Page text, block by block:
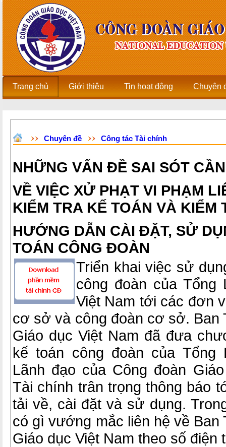
Trang chủ Giới thiệu Tin hoạt động Chuyên
Chuyên đề Công tác Tài chính
NHỮNG VẤN ĐỀ SAI SÓT
VỀ VIỆC XỬ PHẠT VI PHẠM
KIỂM TRA KẾ TOÁN VÀ KIỂM
HƯỚNG DẪN CÀI ĐẶT, SỬ
TOÁN CÔNG ĐOÀN
Triển khai việc sử
công đoàn của Tổng
Việt Nam tới các đơn
cơ sở và công đoàn cơ sở. Ban
Giáo dục Việt Nam đã đưa
kế toán công đoàn của Tổng
Lãnh đạo của Công đoàn
Tài chính trân trọng thông báo
tải về, cài đặt và sử dụng.
có gì vướng mắc liên hệ về Ban
Giáo dục Việt Nam theo số điện